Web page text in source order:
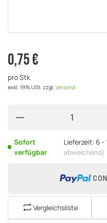
0,75 €
pro Stk
exkl. 19% USt. zzgl. Versand
Sofort
verfügbar
Lieferzeit: 6 -
abweichend)
Vergleichsliste